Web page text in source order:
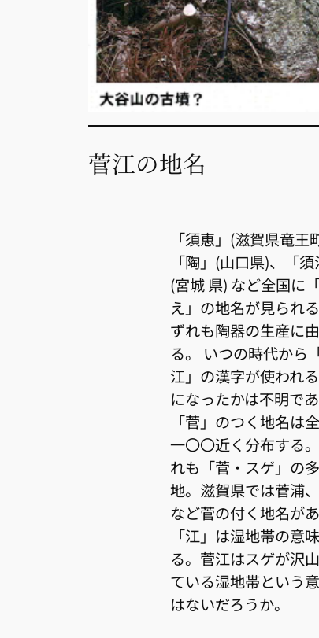
菅江の地名
「須恵」(滋賀県竜王
「陶」(山口県)、「須
(宮城 県) など全国に
え」の地名が見られ
ずれも陶器の生産に
る。 いつの時代から
江」の漢字が使われ
になったかは不明であ
「菅」のつく地名は
一〇〇近く分布する
れも「菅・スゲ」の
地。滋賀県では菅浦
など菅の付く地名があ
「江」は湿地帯の意
る。菅江はスゲが沢
ている湿地帯という
はないだろうか。